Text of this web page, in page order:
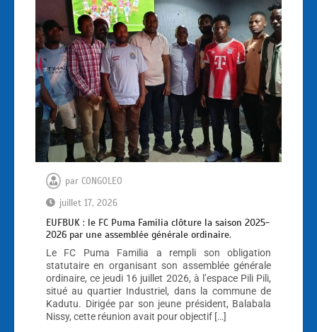
par CONGOLEO
juillet 17, 2026
EUFBUK : le FC Puma Familia clôture la saison 2025-
2026 par une assemblée générale ordinaire.
Le FC Puma Familia a rempli son obligation
statutaire en organisant son assemblée générale
ordinaire, ce jeudi 16 juillet 2026, à l’espace Pili Pili,
situé au quartier Industriel, dans la commune de
Kadutu. Dirigée par son jeune président, Balabala
Nissy, cette réunion avait pour objectif […]